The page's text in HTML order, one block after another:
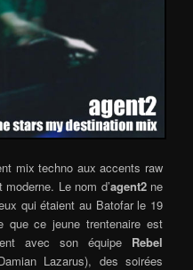
mix techno aux accents raw
Le nom d’agent2ne
qui étaient au Batofar le 19
que ce jeune trentenaire est
avec son équipe Rebel
Lazarus), des soirées